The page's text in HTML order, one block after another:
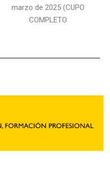
marzo de 2025 (CUPO
COMPLETO